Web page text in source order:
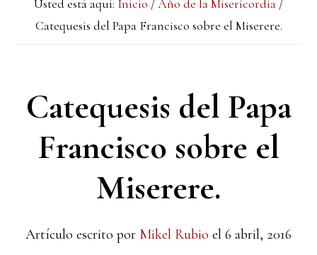
principal
lateral
principal
Usted está aquí: Inicio /Año de la Misericordia /
Catequesis del Papa Francisco sobre el Miserere.
Catequesis del Papa
Francisco sobre el
Miserere.
Artículo escrito por Mikel Rubio el 6 abril, 2016